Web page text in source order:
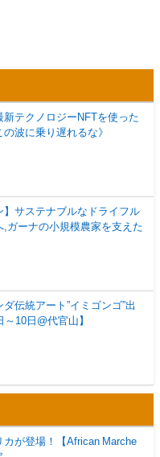
新テクノロジーNFTを使った
の波に乗り遅れるな》
】サステナブルなドライフル
,ガーナの小規模農家を支えた
伝統アート”イミゴンゴ”出
～10日@代官山】
カが登場！【African Marche